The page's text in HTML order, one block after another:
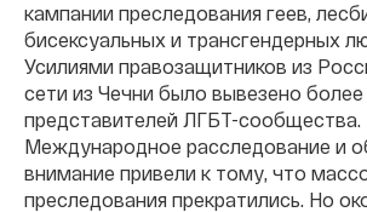
кампании преследования геев,
бисексуальных и трансгендерных
Усилиями правозащитников из
сети из Чечни было вывезено
представителей ЛГБТ-сообщества.
Международное расследование и
внимание привели к тому, что
преследования прекратились. Но